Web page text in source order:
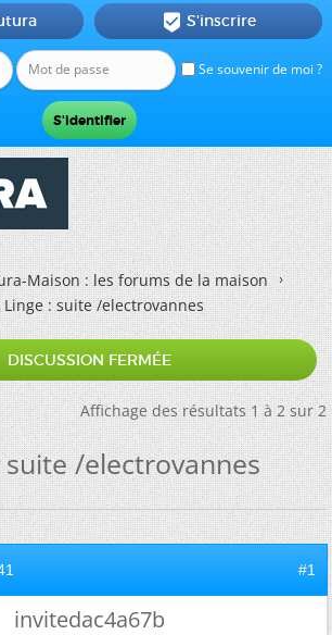
Se souvenir de moi ?
 S'inscrire
Maison : les forums de la maison
Linge : suite /electrovannes
DISCUSSION FERMÉE
Affichage des résultats 1 à 2 sur 2
suite /electrovannes
#1
invitedac4a67b